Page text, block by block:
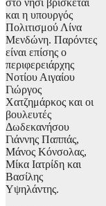
στο νησί βρίσκεται
και η υπουργός
Πολιτισμού Λίνα
Μενδώνη. Παρόντες
είναι επίσης ο
περιφερειάρχης
Νοτίου Αιγαίου
Γιώργος
Χατζημάρκος και οι
βουλευτές
Δωδεκανήσου
Γιάννης Παππάς,
Μάνος Κόνσολας,
Μίκα Ιατρίδη και
Βασίλης
Υψηλάντης.